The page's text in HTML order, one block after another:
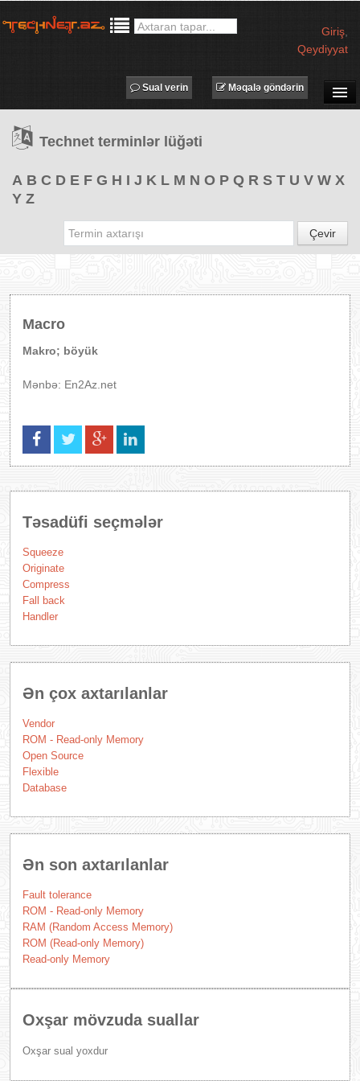
Giriş
Qeydiyyat
TƏDBİRLƏR
PROQRAMLAR
Məqalə göndərin
Sual verin
Technet terminlər lüğəti
A B C D E F G H I J K L M N O P Q R S T U V W X
Y Z
Çevir
Macro
Makro; böyük
Mənbə: En2Az.net
Təsadüfi seçmələr
Squeeze
Originate
Compress
Fall back
Handler
Ən çox axtarılanlar
Vendor
ROM - Read-only Memory
Open Source
Flexible
Database
Ən son axtarılanlar
Fault tolerance
ROM - Read-only Memory
RAM (Random Access Memory)
ROM (Read-only Memory)
Read-only Memory
Oxşar mövzuda suallar
Oxşar sual yoxdur